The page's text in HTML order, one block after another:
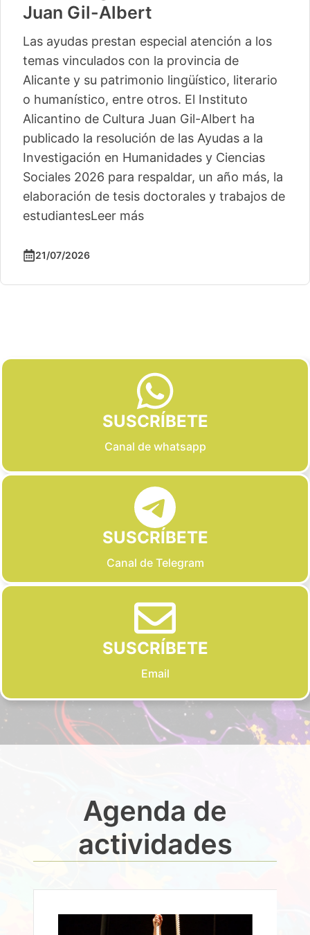
Juan Gil-Albert
Las ayudas prestan especial atención a los
temas vinculados con la provincia de
Alicante y su patrimonio lingüístico, literario
o humanístico, entre otros. El Instituto
Alicantino de Cultura Juan Gil-Albert ha
publicado la resolución de las Ayudas a la
Investigación en Humanidades y Ciencias
Sociales 2026 para respaldar, un año más, la
elaboración de tesis doctorales y trabajos de
estudiantesLeer más
21/07/2026
SUSCRÍBETE
Canal de whatsapp
SUSCRÍBETE
Canal de Telegram
SUSCRÍBETE
Email
Agenda de
actividades